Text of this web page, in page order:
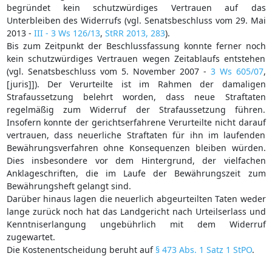
begründet kein schutzwürdiges Vertrauen auf das
Unterbleiben des Widerrufs (vgl. Senatsbeschluss vom 29. Mai
2013 - III - 3 Ws 126/13, StRR 2013, 283).
Bis zum Zeitpunkt der Beschlussfassung konnte ferner noch
kein schutzwürdiges Vertrauen wegen Zeitablaufs entstehen
(vgl. Senatsbeschluss vom 5. November 2007 - 3 Ws 605/07,
[juris]]). Der Verurteilte ist im Rahmen der damaligen
Strafaussetzung belehrt worden, dass neue Straftaten
regelmäßig zum Widerruf der Strafaussetzung führen.
Insofern konnte der gerichtserfahrene Verurteilte nicht darauf
vertrauen, dass neuerliche Straftaten für ihn im laufenden
Bewährungsverfahren ohne Konsequenzen bleiben würden.
Dies insbesondere vor dem Hintergrund, der vielfachen
Anklageschriften, die im Laufe der Bewährungszeit zum
Bewährungsheft gelangt sind.
Darüber hinaus lagen die neuerlich abgeurteilten Taten weder
lange zurück noch hat das Landgericht nach Urteilserlass und
Kenntniserlangung ungebührlich mit dem Widerruf
zugewartet.
Die Kostenentscheidung beruht auf § 473 Abs. 1 Satz 1 StPO.